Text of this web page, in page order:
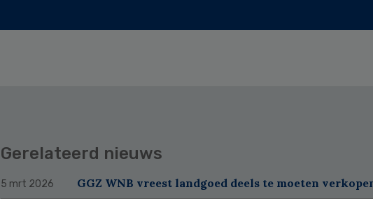
Gerelateerd nieuws
5 mrt 2026 GGZ WNB vreest landgoed deels te moeten